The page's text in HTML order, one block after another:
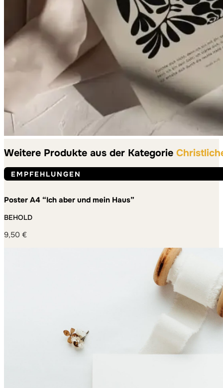
Weitere Produkte aus der Kategorie
EMPFEHLUNGEN
Poster A4 “Ich aber und mein Haus”
BEHOLD
9,50 €